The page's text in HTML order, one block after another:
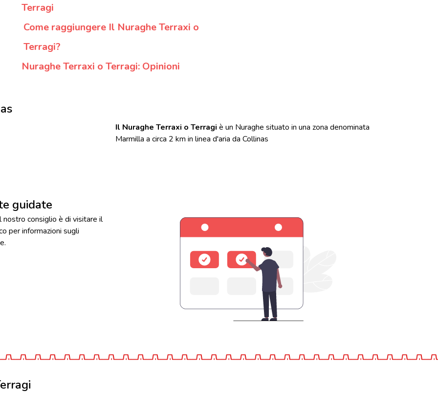
Terragi
Come raggiungere Il Nuraghe Terraxi o
Terragi?
Nuraghe Terraxi o Terragi: Opinioni
Il Nuraghe Terraxi o Terragi è un Nuraghe situato in una zona denominata
Marmilla a circa 2 km in linea d'aria da Collinas
guidate
consiglio è di visitare il
per informazioni sugli